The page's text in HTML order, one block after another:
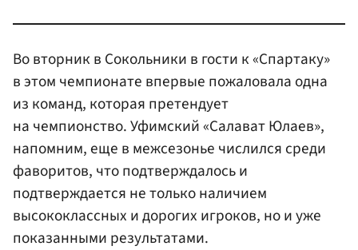
Во вторник в Сокольники в гости к «Спартаку»
в этом чемпионате впервые пожаловала одна
из команд, которая претендует
на чемпионство. Уфимский «Салават Юлаев»,
напомним, еще в межсезонье числился среди
фаворитов, что подтверждалось и
подтверждается не только наличием
высококлассных и дорогих игроков, но и уже
показанными результатами.